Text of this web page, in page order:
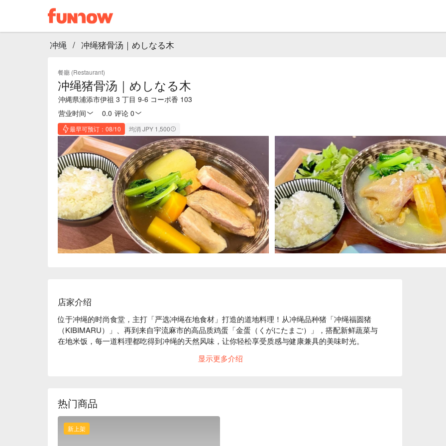
冲绳 / 冲绳猪骨汤｜めしなる木
餐廳 (Restaurant)
冲绳猪骨汤｜めしなる木
沖縄県浦添市伊祖 3 丁目 9-6 コーポ香 103
营业时间
0.0 评论 0
最早可预订：08/10 均消 JPY 1,500
店家介绍
位于冲绳的时尚食堂，主打「严选冲绳在地食材」打造的道地料理！从冲绳品种猪「冲绳福圆猪
（KIBIMARU）」、再到来自宇流麻市的高品质鸡蛋「金蛋（くがにたまご）」，搭配新鲜蔬菜与
在地米饭，每一道料理都吃得到冲绳的天然风味，让你轻松享受质感与健康兼具的美味时光。
调味清淡，盐分低。这顿饭非常健康。我想去的餐厅太多了，很少会去同一家，但这家绝对是我一
招牌！
冲绳乡土料理系列：从肉骨汤、猪内脏汤、中段猪脚（テビチ）等应有尽有，口味丰富，值得一
试！
显示更多介绍
热门商品
新上架